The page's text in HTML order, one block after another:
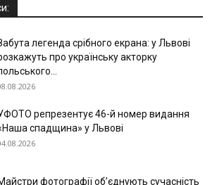
легенда срібного екрана: у Львові
про українську акторку
репрезентує 46-й номер видання
спадщина» у Львові
фотографії об’єднують сучасність